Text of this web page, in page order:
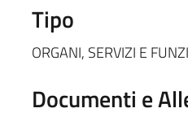
Tipo
ORGANI, SERVIZI E
Documenti e